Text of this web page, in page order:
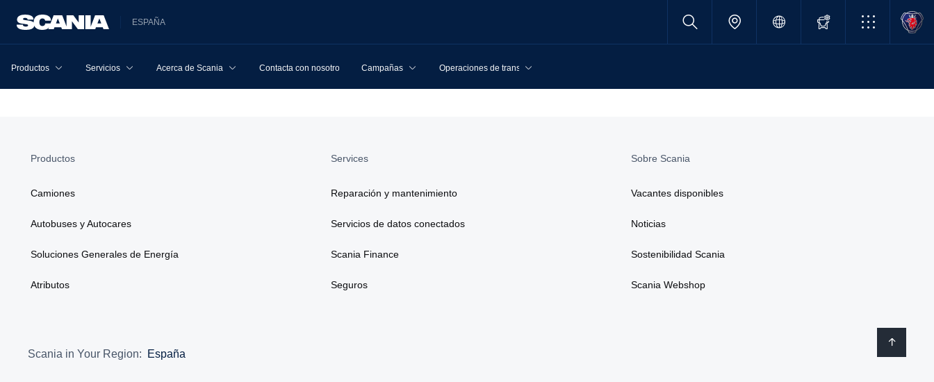
ESPAÑA
Productos Servicios Acerca de Scania Contacta con nosotros Campañas Operaciones de transporte
Productos
Camiones
Autobuses y Autocares
Soluciones Generales de Energía
Atributos
Services
Reparación y mantenimiento
Servicios de datos conectados
Scania Finance
Seguros
Sobre Scania
Vacantes disponibles
Noticias
Sostenibilidad Scania
Scania Webshop
Scania in Your Region: España